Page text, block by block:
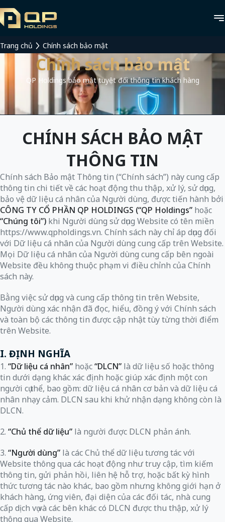
Trang chủ Chính sách bảo mật
Chính sách bảo mật
QP Holdings bảo mật tuyệt đối thông tin khách hàng
CHÍNH SÁCH BẢO MẬT
THÔNG TIN
Chính sách Bảo mật Thông tin (“Chính sách”) này cung cấp
thông tin chi tiết về các hoạt động thu thập, xử lý, sử dụng,
bảo vệ dữ liệu cá nhân của Người dùng, được tiến hành bởi
CÔNG TY CỔ PHẦN QP HOLDINGS (“QP Holdings” hoặc
“Chúng tôi”) khi Người dùng sử dụng Website có tên miền
https://www.qpholdings.vn. Chính sách này chỉ áp dụng đối
với Dữ liệu cá nhân của Người dùng cung cấp trên Website.
Mọi Dữ liệu cá nhân của Người dùng cung cấp bên ngoài
Website đều không thuộc phạm vi điều chỉnh của Chính
sách này.
Bằng việc sử dụng và cung cấp thông tin trên Website,
Người dùng xác nhận đã đọc, hiểu, đồng ý với Chính sách
và toàn bộ các thông tin được cập nhật tùy từng thời điểm
trên Website.
I. ĐỊNH NGHĨA
1. “Dữ liệu cá nhân” hoặc“DLCN” là dữ liệu số hoặc thông
tin dưới dạng khác xác định hoặc giúp xác định một con
người cụ thể, bao gồm: dữ liệu cá nhân cơ bản và dữ liệu cá
nhân nhạy cảm. DLCN sau khi khử nhận dạng không còn là
DLCN.
2. “Chủ thể dữ liệu” là người được DLCN phản ánh.
3. “Người dùng” là các Chủ thể dữ liệu tương tác với
Website thông qua các hoạt động như truy cập, tìm kiếm
thông tin, gửi phản hồi, liên hệ hỗ trợ, hoặc bất kỳ hình
thức tương tác nào khác, bao gồm nhưng không giới hạn ở
khách hàng, ứng viên, đại diện của các đối tác, nhà cung
cấp dịch vụ và các bên khác có DLCN được thu thập, xử lý
thông qua Website.